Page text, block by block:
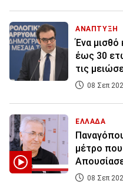
ΑΝΑΠΤΥΞΗ
Ένα μισθό
έως 30
τις
08 Σεπ
ΕΛΛΑΔΑ
μέτρο που
08 Σεπ